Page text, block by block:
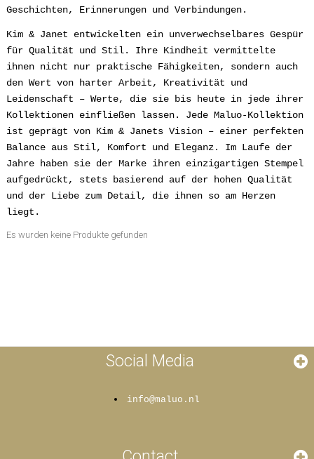
Geschichten, Erinnerungen und Verbindungen.
Kim & Janet entwickelten ein unverwechselbares Gespür
für Qualität und Stil. Ihre Kindheit vermittelte
ihnen nicht nur praktische Fähigkeiten, sondern auch
den Wert von harter Arbeit, Kreativität und
Leidenschaft – Werte, die sie bis heute in jede ihrer
Kollektionen einfließen lassen. Jede Maluo-Kollektion
ist geprägt von Kim & Janets Vision – einer perfekten
Balance aus Stil, Komfort und Eleganz. Im Laufe der
Jahre haben sie der Marke ihren einzigartigen Stempel
aufgedrückt, stets basierend auf der hohen Qualität
und der Liebe zum Detail, die ihnen so am Herzen
liegt.
Es wurden keine Produkte gefunden
Social Media
info@maluo.nl